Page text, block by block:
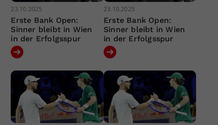
23.10.2025
Erste Bank Open:
Sinner bleibt in Wien
in der Erfolgsspur
23.10.2025
Erste Bank Open:
Sinner bleibt in Wien
in der Erfolgsspur